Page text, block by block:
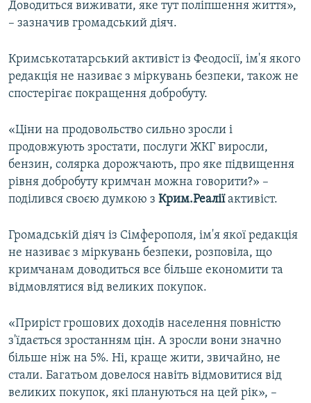
Доводиться виживати, яке тут поліпшення життя»,
– зазначив громадський діяч.
Кримськотатарський активіст із Феодосії, ім'я якого
редакція не називає з міркувань безпеки, також не
спостерігає покращення добробуту.
«Ціни на продовольство сильно зросли і
продовжують зростати, послуги ЖКГ виросли,
бензин, солярка дорожчають, про яке підвищення
рівня добробуту кримчан можна говорити?» –
поділився своєю думкою з Крим.Реаліїактивіст.
Громадській діяч із Сімферополя, ім'я якої редакція
не називає з міркувань безпеки, розповіла, що
кримчанам доводиться все більше економити та
відмовлятися від великих покупок.
«Приріст грошових доходів населення повністю
з'їдається зростанням цін. А зросли вони значно
більше ніж на 5%. Ні, краще жити, звичайно, не
стали. Багатьом довелося навіть відмовитися від
великих покупок, які плануються на цей рік», –